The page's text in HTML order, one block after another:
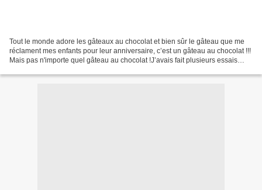
Tout le monde adore les gâteaux au chocolat et bien sûr le gâteau que me
réclament mes enfants pour leur anniversaire, c’est un gâteau au chocolat !!!
Mais pas n'importe quel gâteau au chocolat !J’avais fait plusieurs essais